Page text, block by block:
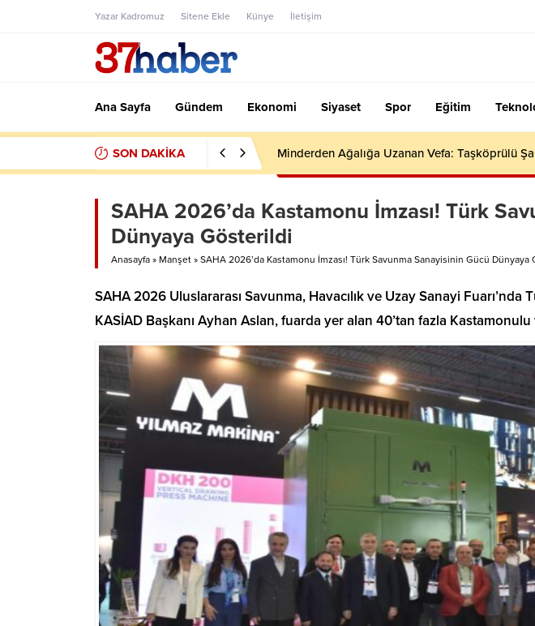
Yazar Kadromuz Sitene Ekle Künye İletişim
Ana Sayfa Gündem Ekonomi Siyaset Spor Eğitim
SON DAKİKA Minderden Ağalığa Uzanan Vefa: Taşköprülü
SAHA 2026’da Kastamonu İmzası! Türk
Dünyaya Gösterildi
Anasayfa » Manşet » SAHA 2026’da Kastamonu İmzası! Türk Savunma Sanayisinin Gücü Dünyaya
SAHA 2026 Uluslararası Savunma, Havacılık ve Uzay Sanayi
KASİAD Başkanı Ayhan Aslan, fuarda yer alan 40’tan fazla Kastamonulu